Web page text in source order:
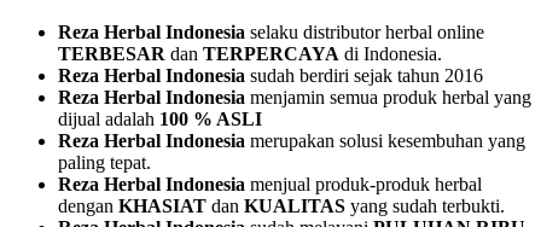
Reza Herbal Indonesia selaku distributor herbal online
TERBESAR dan TERPERCAYA di Indonesia.
Reza Herbal Indonesia sudah berdiri sejak tahun 2016
Reza Herbal Indonesia menjamin semua produk herbal yang
dijual adalah 100 % ASLI
Reza Herbal Indonesia merupakan solusi kesembuhan yang
paling tepat.
Reza Herbal Indonesia menjual produk-produk herbal
dengan KHASIAT dan KUALITAS yang sudah terbukti.